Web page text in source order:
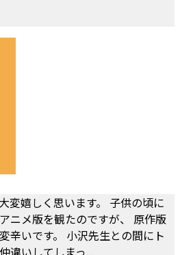
変嬉しく思います。 子供の頃に
ニメ版を観たのですが、 原作版
辛いです。 小沢先生との間にト
違いしてしまっ...